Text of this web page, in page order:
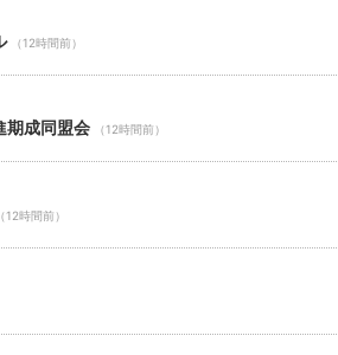
（12時間前）
期成同盟会 （12時間前）
（12時間前）